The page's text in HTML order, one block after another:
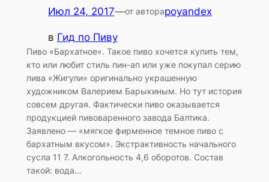
Июл 24, 2017—от автораpoyandex
в Гид по Пиву
Пиво «Бархатное«. Такое пиво хочется купить тем,
кто или любит стиль пин-ап или уже покупал серию
пива «Жигули» оригинально украшенную
художником Валерием Барыкиным. Но тут история
совсем другая. Фактически пиво оказывается
продукцией пивоваренного завода Балтика.
Заявлено — «мягкое фирменное темное пиво с
бархатным вкусом». Экстрактивность начального
сусла 11 7. Алкогольность 4,6 оборотов. Состав
такой: вода…